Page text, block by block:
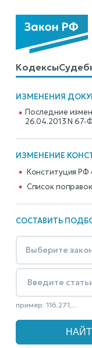
Кодексы
Калькуляторы
ИЗМЕНЕНИЯ
Последние
26.04.2013 N 67-
ИЗМЕНЕНИЕ
Конституция РФ
Cписок
СОСТАВИТЬ
пример: 116,271,...